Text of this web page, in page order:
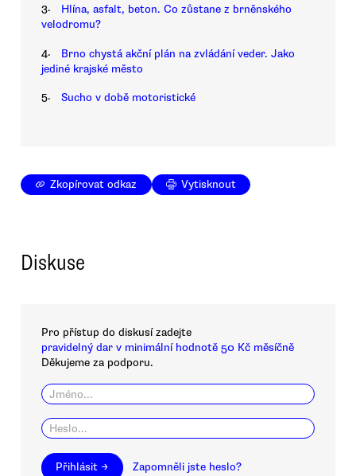
3.
Hlína, asfalt, beton. Co zůstane z brněnského
velodromu?
4.
Brno chystá akční plán na zvládání veder. Jako
jediné krajské město
5. Sucho v době motoristické
Zkopírovat odkaz Vytisknout
Diskuse
Pro přístup do diskusí zadejte
pravidelný dar v minimální hodnotě 50 Kč měsíčně
Děkujeme za podporu.
Přihlásit → Zapomněli jste heslo?